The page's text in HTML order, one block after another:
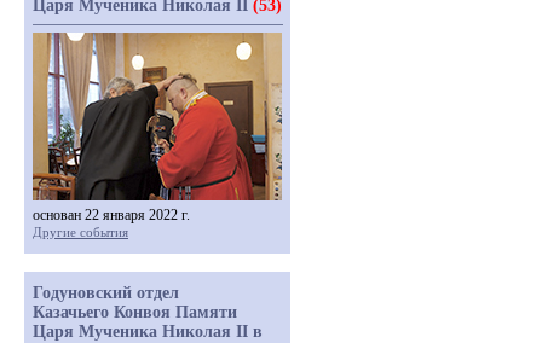
Царя Мученика Николая II (53)
основан 22 января 2022 г.
Другие события
Годуновский отдел
Казачьего Конвоя Памяти
Царя Мученика Николая II в